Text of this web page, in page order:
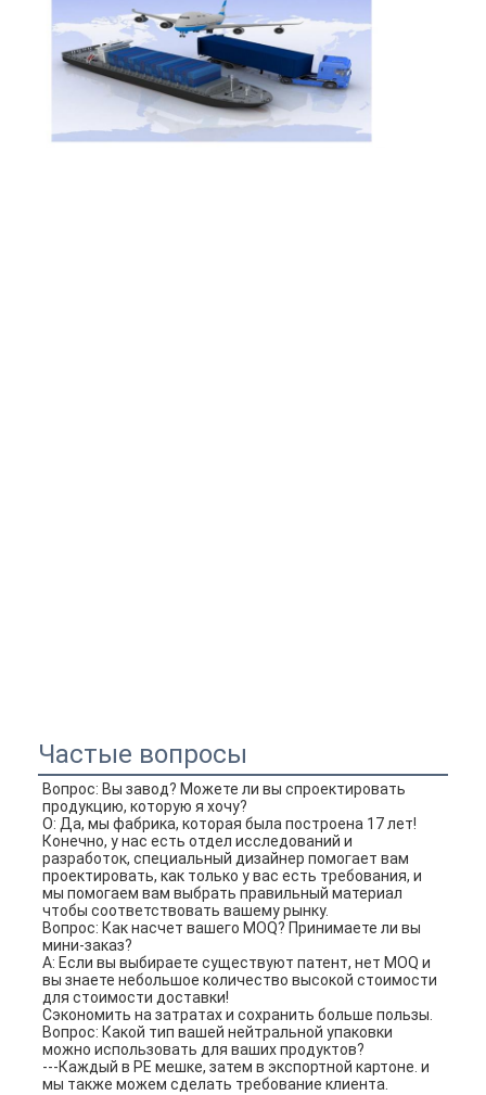
Частые вопросы
Вопрос: Вы завод? Можете ли вы спроектировать
продукцию, которую я хочу?
О: Да, мы фабрика, которая была построена 17 лет!
Конечно, у нас есть отдел исследований и
разработок, специальный дизайнер помогает вам
проектировать, как только у вас есть требования, и
мы помогаем вам выбрать правильный материал
чтобы соответствовать вашему рынку.
Вопрос: Как насчет вашего MOQ? Принимаете ли вы
мини-заказ?
A: Если вы выбираете существуют патент, нет MOQ и
вы знаете небольшое количество высокой стоимости
для стоимости доставки!
Сэкономить на затратах и сохранить больше пользы.
Вопрос: Какой тип вашей нейтральной упаковки
можно использовать для ваших продуктов?
---Каждый в PE мешке, затем в экспортной картоне. и
мы также можем сделать требование клиента.